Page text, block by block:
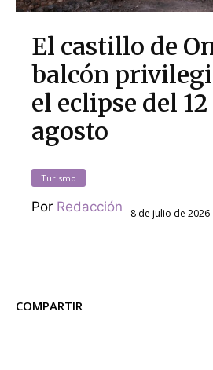
El castillo de
balcón
el eclipse del 12
agosto
Turismo
Por Redacción 8 de julio de 2026
COMPARTIR